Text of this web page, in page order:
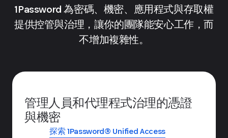
1Password 為密碼、機密、應用程式與存取權
提供控管與治理，讓你的團隊能安心工作，而
不增加複雜性。
管理人員和代理程式治理的憑證
與機密
探索 1Password® Unified Access